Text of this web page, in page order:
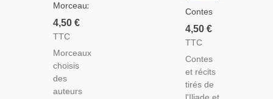
Morceaux
Choisis
Des
Français,
Lecture
Expliquée,
Récitation,
4,50 €
TTC
Morceaux
choisis
des
auteurs
Contes
Et Récits
Tirés De
Et
L'Odyssée,
G.
4,50 €
TTC
Contes
et récits
tirés de